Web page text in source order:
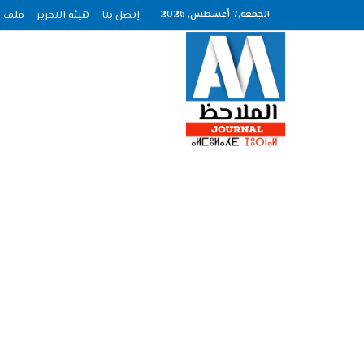
الجمعة,7 أغسطس, 2026 إتصل بنا هيئة التحرير ملف